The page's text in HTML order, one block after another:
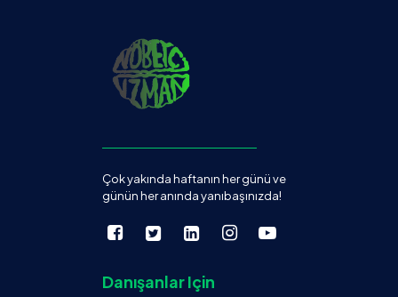
Çok yakında haftanın her günü ve
günün her anında yanıbaşınızda!
Danışanlar Için